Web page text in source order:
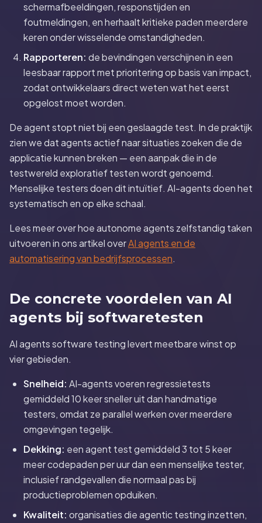
schermafbeeldingen, responstijden en
foutmeldingen, en herhaalt kritieke paden meerdere
keren onder wisselende omstandigheden.
Rapporteren: de bevindingen verschijnen in een
leesbaar rapport met prioritering op basis van impact,
zodat ontwikkelaars direct weten wat het eerst
opgelost moet worden.
De agent stopt niet bij een geslaagde test. In de praktijk
zien we dat agents actief naar situaties zoeken die de
applicatie kunnen breken — een aanpak die in de
testwereld exploratief testen wordt genoemd.
Menselijke testers doen dit intuïtief. AI-agents doen het
systematisch en op elke schaal.
Lees meer over hoe autonome agents zelfstandig taken
uitvoeren in ons artikel overAI agents en de
automatisering van bedrijfsprocessen.
De concrete voordelen van AI
agents bij softwaretesten
AI agents software testing levert meetbare winst op
vier gebieden.
Snelheid: AI-agents voeren regressietests
gemiddeld 10 keer sneller uit dan handmatige
testers, omdat ze parallel werken over meerdere
omgevingen tegelijk.
Dekking: een agent test gemiddeld 3 tot 5 keer
meer codepaden per uur dan een menselijke tester,
inclusief randgevallen die normaal pas bij
productieproblemen opduiken.
Kwaliteit: organisaties die agentic testing inzetten,